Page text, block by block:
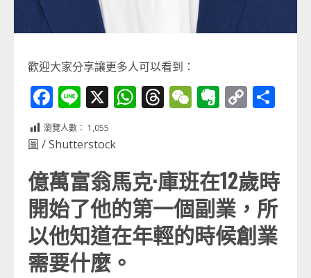
歡迎大家分享讓更多人可以看到：
Facebook
Line
X WhatsApp
Threads
WeChat
Evernote
Copy
瀏覽人數： 1,055
圖 / Shutterstock
億萬富翁馬克·庫班在12歲時
開始了他的第一個副業，所
以他知道在年輕的時候創業
需要什麼。